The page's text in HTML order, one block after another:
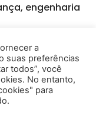
engenharia
para diferentes
a
suas preferências
todos”, você
No entanto,
para